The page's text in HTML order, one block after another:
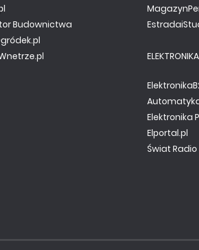
Budownictwa
Elektronika
Elportal.pl
Świat Radio